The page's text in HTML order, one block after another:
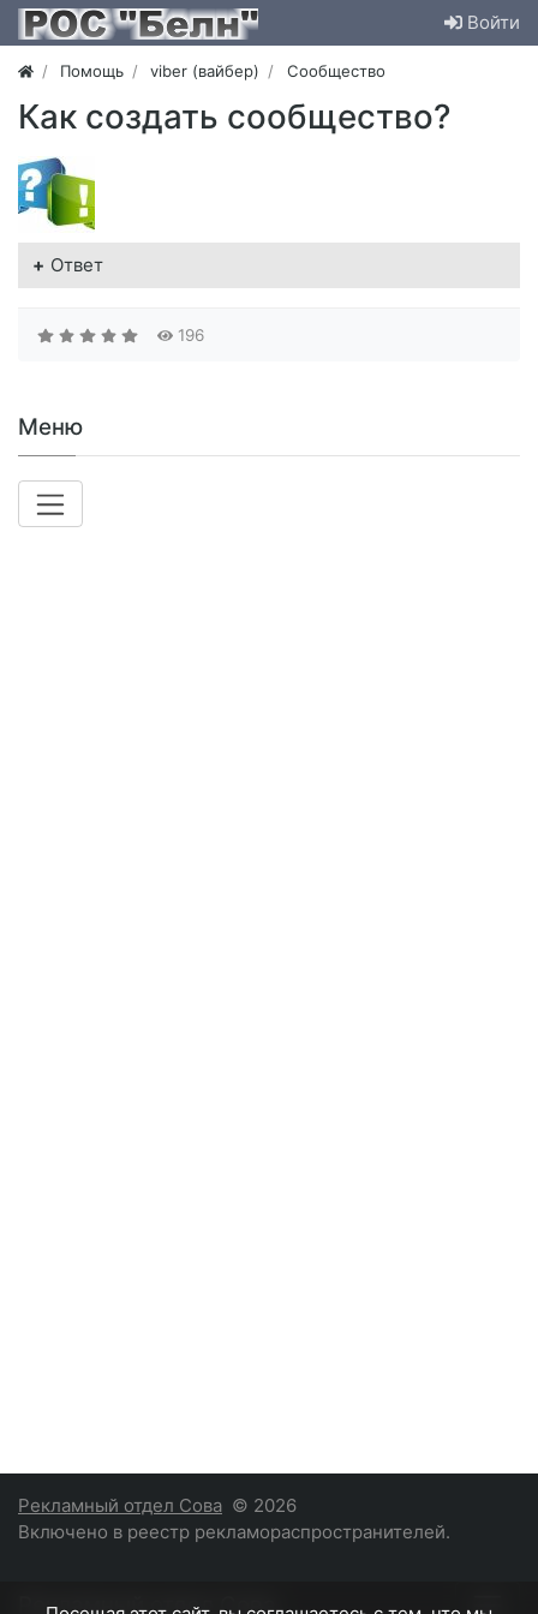
Войти
Помощь viber (вайбер) Сообщество
Как создать сообщество?
Ответ
196
Меню
Рекламный отдел Сова © 2026
Включено в реестр рекламораспространителей.
Рекламный отдел Сова